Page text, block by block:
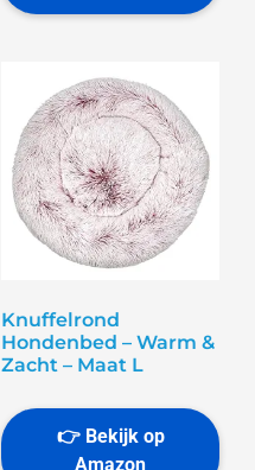
Knuffelrond
Hondenbed – Warm &
Zacht – Maat L